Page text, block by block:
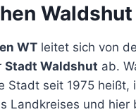
Waldshut
WT leitet sich von
Stadt Waldshut ab.
Stadt seit 1975 heißt,
Landkreises und hier